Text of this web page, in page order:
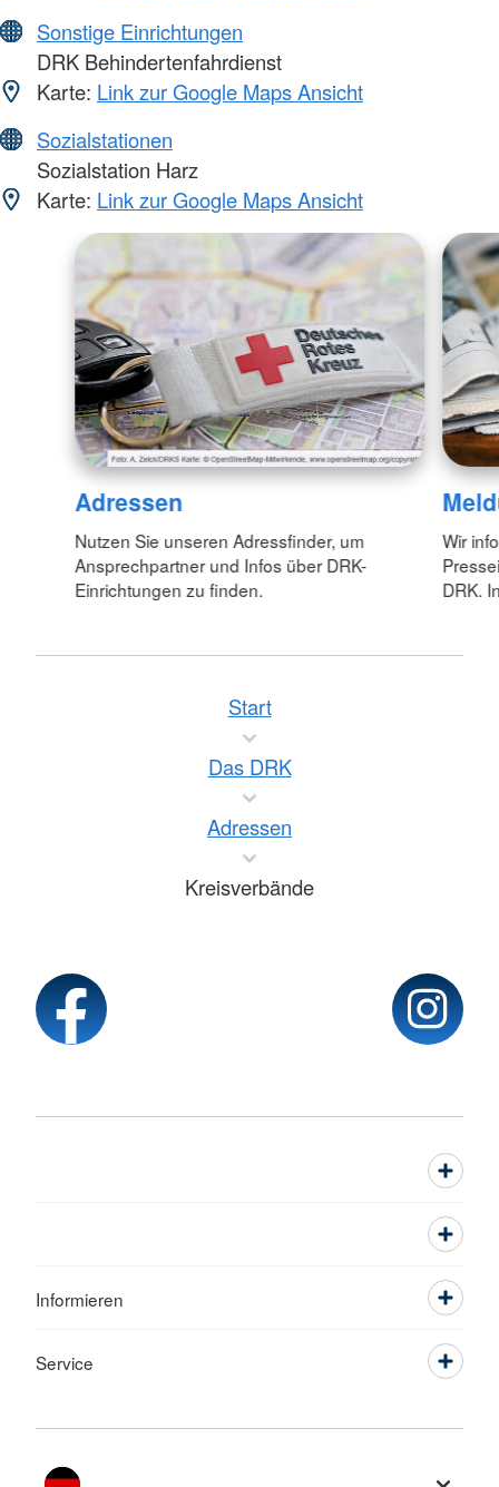
Sonstige Einrichtungen
DRK Behindertenfahrdienst
Karte: Link zur Google Maps Ansicht
Sozialstationen
Sozialstation Harz
Karte: Link zur Google Maps Ansicht
Adressen
Nutzen Sie unseren Adressfinder, um
Ansprechpartner und Infos über DRK-
Einrichtungen zu finden.
Wir
DRK.
Start
Das DRK
Adressen
Kreisverbände
Informieren
Service
Sprache wechseln zu